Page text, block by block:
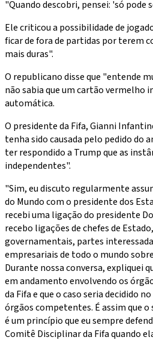
"Quando descobri, pensei: 'só pode
Ele criticou a possibilidade de
ficar de fora de partidas por terem
mais duras".
O republicano disse que "entende
não sabia que um cartão vermelho
automática.
O presidente da Fifa, Gianni
tenha sido causada pelo pedido do
ter respondido a Trump que as
independentes".
"Sim, eu discuto regularmente
do Mundo com o presidente dos
recebi uma ligação do presidente
recebo ligações de chefes de
governamentais, partes
empresariais de todo o mundo
Durante nossa conversa, expliquei
em andamento envolvendo os
da Fifa e que o caso seria decidido
órgãos competentes. É assim que o
é um princípio que eu sempre
Comitê Disciplinar da Fifa quando